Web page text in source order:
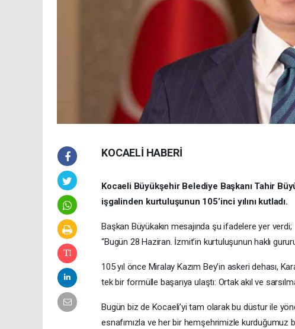
KOCAELİ HABERİ
Kocaeli Büyükşehir Belediye Başkanı Tahir
işgalinden kurtuluşunun 105’inci yılını kutladı.
Başkan Büyükakın mesajında şu ifadelere yer verdi;
“Bugün 28 Haziran. İzmit’in kurtuluşunun haklı
105 yıl önce Miralay Kazım Bey’in askeri dehası,
tek bir formülle başarıya ulaştı: Ortak akıl ve
Bugün biz de Kocaeli’yi tam olarak bu düstur ile
esnafımızla ve her bir hemşehrimizle kurduğumuz